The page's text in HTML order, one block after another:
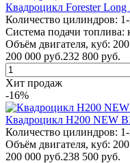
Квадроцикл Forester
Количество цилиндров:
Система подачи топлива:
Объём двигателя, куб: 200
200 000 руб.232 800 руб.
Хит продаж
-16%
Квадроцикл H200 NEW
Количество цилиндров:
Объём двигателя, куб: 200
200 000 руб.238 500 руб.